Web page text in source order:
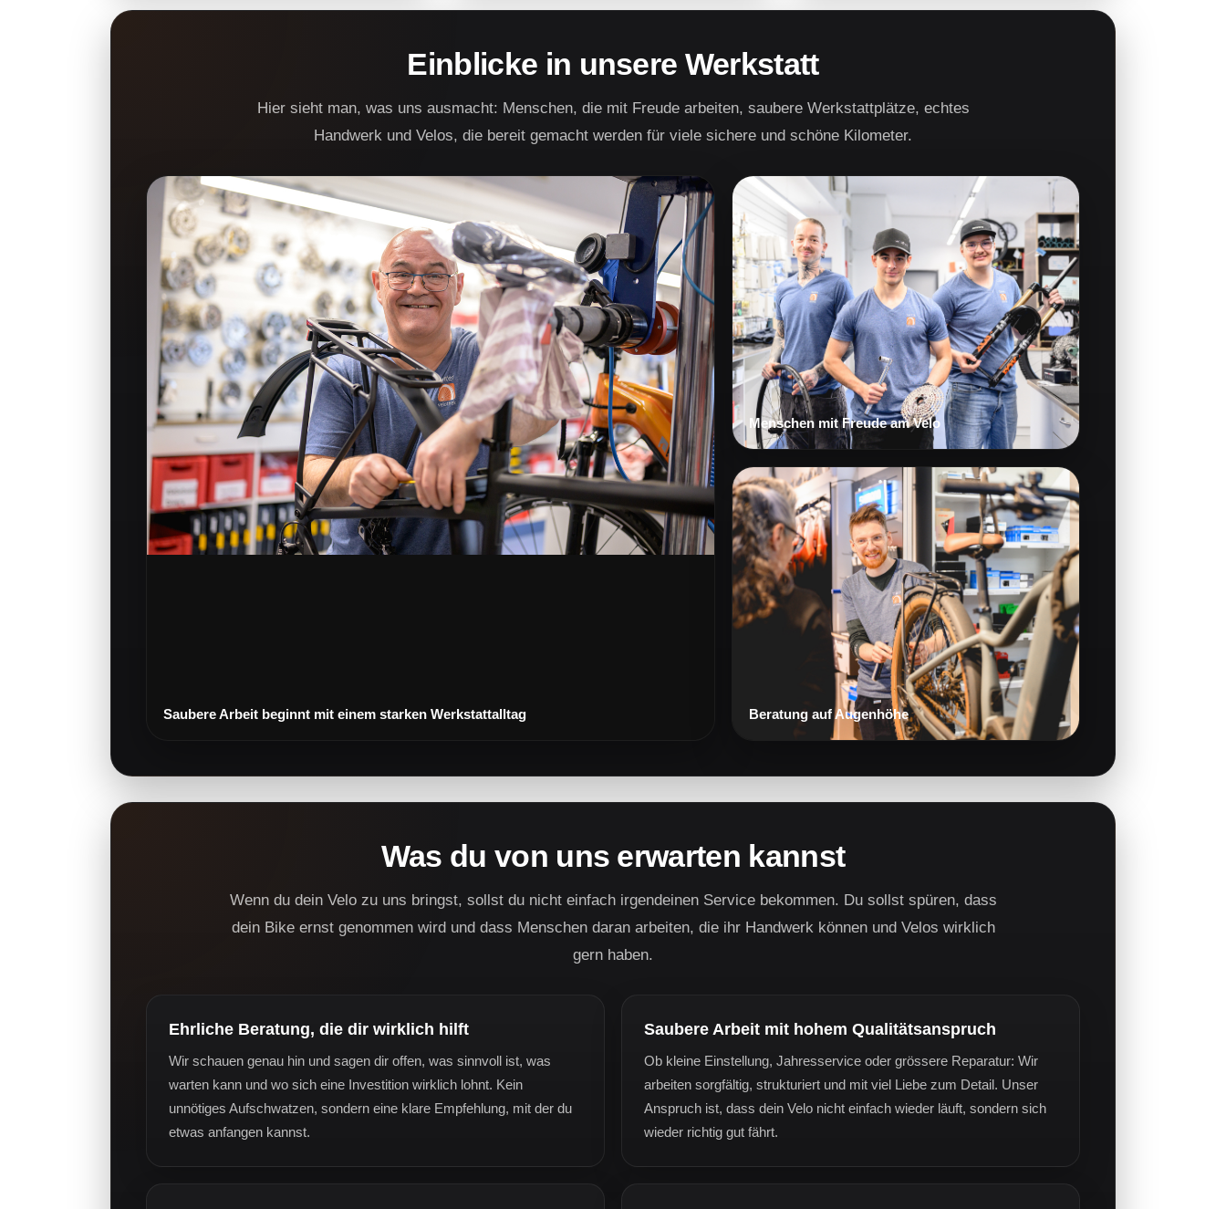
Einblicke in unsere Werkstatt
Hier sieht man, was uns ausmacht: Menschen, die mit Freude arbeiten, saubere Werkstattplätze, echtes
Handwerk und Velos, die bereit gemacht werden für viele sichere und schöne Kilometer.
Saubere Arbeit beginnt mit einem starken Werkstattalltag
Menschen mit Freude am Velo
Beratung auf Augenhöhe
Was du von uns erwarten kannst
Wenn du dein Velo zu uns bringst, sollst du nicht einfach irgendeinen Service bekommen. Du sollst spüren, dass
dein Bike ernst genommen wird und dass Menschen daran arbeiten, die ihr Handwerk können und Velos wirklich
gern haben.
Ehrliche Beratung, die dir wirklich hilft
Wir schauen genau hin und sagen dir offen, was sinnvoll ist, was
warten kann und wo sich eine Investition wirklich lohnt. Kein
unnötiges Aufschwatzen, sondern eine klare Empfehlung, mit der du
etwas anfangen kannst.
Saubere Arbeit mit hohem Qualitätsanspruch
Ob kleine Einstellung, Jahresservice oder grössere Reparatur: Wir
arbeiten sorgfältig, strukturiert und mit viel Liebe zum Detail. Unser
Anspruch ist, dass dein Velo nicht einfach wieder läuft, sondern sich
wieder richtig gut fährt.